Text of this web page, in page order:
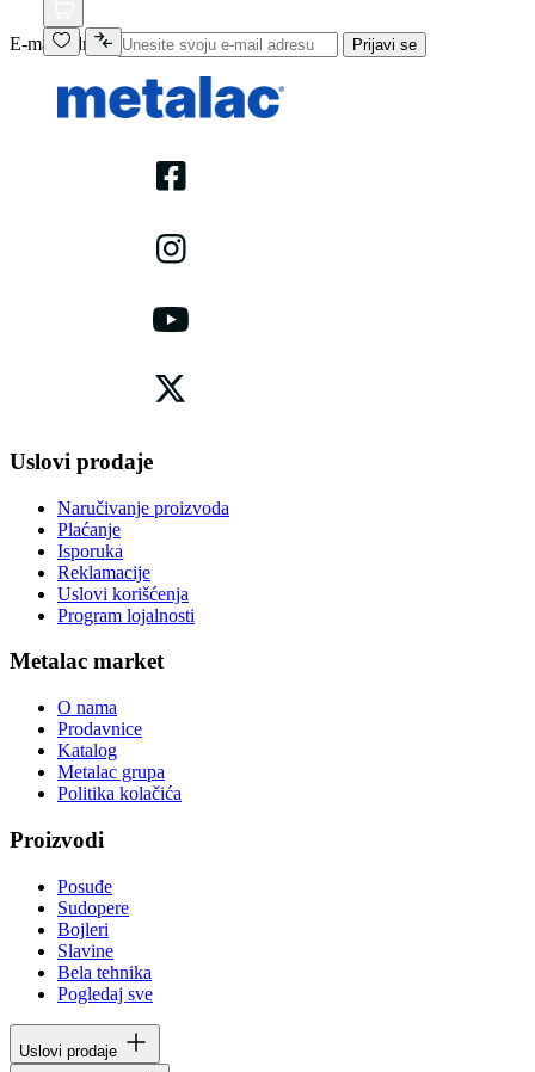
E-mail adresa Prijavi se
Uslovi prodaje
Naručivanje proizvoda
Plaćanje
Isporuka
Reklamacije
Uslovi korišćenja
Program lojalnosti
Metalac market
O nama
Prodavnice
Katalog
Metalac grupa
Politika kolačića
Proizvodi
Posuđe
Sudopere
Bojleri
Slavine
Bela tehnika
Pogledaj sve
Uslovi prodaje